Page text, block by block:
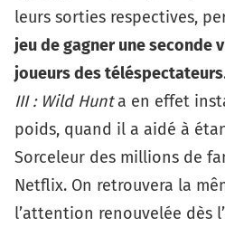
leurs sorties respectives,
jeu de gagner une seconde
joueurs des téléspectateurs
III : Wild Hunta en effet
poids, quand il a aidé à
Sorceleur des millions de
Netflix. On retrouvera la
l’attention renouvelée dès